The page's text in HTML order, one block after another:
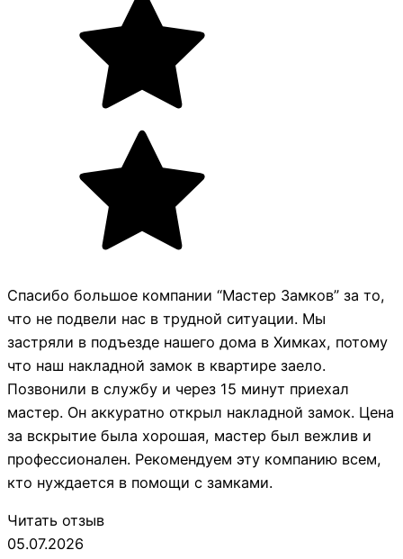
Спасибо большое компании “Мастер Замков” за то,
что не подвели нас в трудной ситуации. Мы
застряли в подъезде нашего дома в Химках, потому
что наш накладной замок в квартире заело.
Позвонили в службу и через 15 минут приехал
мастер. Он аккуратно открыл накладной замок. Цена
за вскрытие была хорошая, мастер был вежлив и
профессионален. Рекомендуем эту компанию всем,
кто нуждается в помощи с замками.
Читать отзыв
05.07.2026